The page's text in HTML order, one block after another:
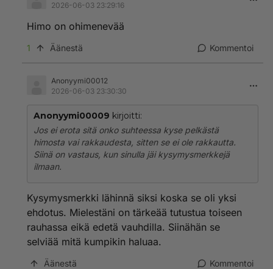
2026-06-03 23:29:16
Himo on ohimenevää
1 Äänestä Kommentoi
Anonyymi00012
2026-06-03 23:30:30
Anonyymi00009 kirjoitti:
Jos ei erota sitä onko suhteessa kyse pelkästä
himosta vai rakkaudesta, sitten se ei ole rakkautta.
Siinä on vastaus, kun sinulla jäi kysymysmerkkejä
ilmaan.
Kysymysmerkki lähinnä siksi koska se oli yksi
ehdotus. Mielestäni on tärkeää tutustua toiseen
rauhassa eikä edetä vauhdilla. Siinähän se
selviää mitä kumpikin haluaa.
Äänestä Kommentoi